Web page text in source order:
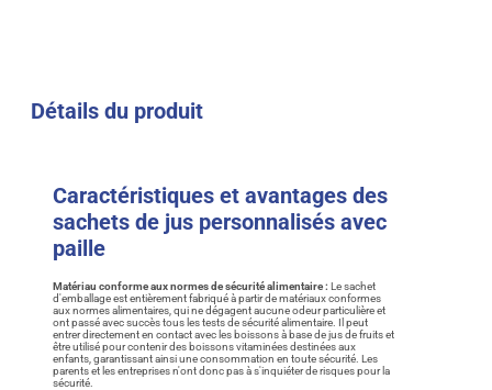
Détails du produit
Caractéristiques et avantages des
sachets de jus personnalisés avec
paille
Matériau conforme aux normes de sécurité alimentaire : Le sachet
d'emballage est entièrement fabriqué à partir de matériaux conformes
aux normes alimentaires, qui ne dégagent aucune odeur particulière et
ont passé avec succès tous les tests de sécurité alimentaire. Il peut
entrer directement en contact avec les boissons à base de jus de fruits et
être utilisé pour contenir des boissons vitaminées destinées aux
enfants, garantissant ainsi une consommation en toute sécurité. Les
parents et les entreprises n'ont donc pas à s'inquiéter de risques pour la
sécurité.